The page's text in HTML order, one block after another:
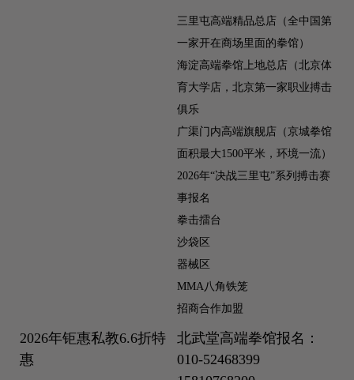
三里屯高端精品总店（全中国第
一家开在商场里面的拳馆）
海淀高端拳馆上地总店（北京体
育大学店，北京第一家职业搏击
俱乐
广渠门内高端旗舰店（京城拳馆
面积最大1500平米，环境一流）
2026年“决战三里屯”系列搏击赛
事报名
拳击擂台
沙袋区
器械区
MMA八角铁笼
招商合作加盟
2026年钜惠私教6.6折特
惠
北武堂高端拳馆报名：
010-52468399